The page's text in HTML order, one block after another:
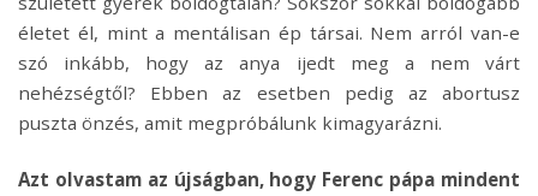
életet él, mint a mentálisan ép társai. Nem arról van-e
szó inkább, hogy az anya ijedt meg a nem várt
nehézségtől? Ebben az esetben pedig az abortusz
puszta önzés, amit megpróbálunk kimagyarázni.
Azt olvastam az újságban, hogy Ferenc pápa mindent